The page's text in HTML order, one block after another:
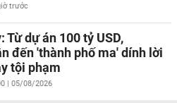
trước
Từ dự án 100 tỷ USD,
đến 'thành phố ma' dính lời
tội phạm
| 05/08/2026